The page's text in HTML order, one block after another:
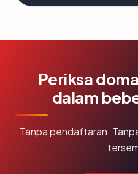
Periksa
dalam
Tanpa pendaftaran.